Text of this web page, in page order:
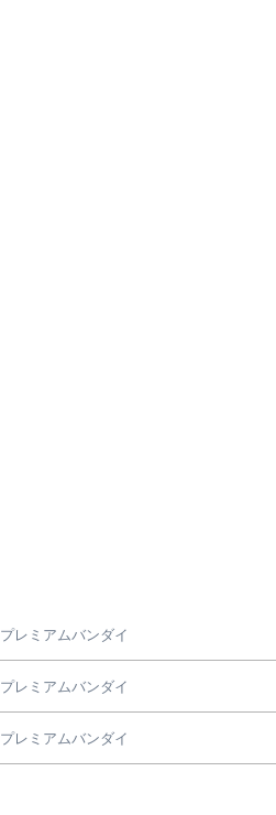
プレミアムバンダイ
プレミアムバンダイ
プレミアムバンダイ